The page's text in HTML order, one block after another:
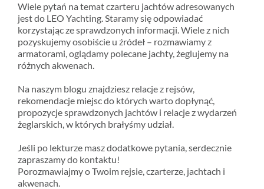
Wiele pytań na temat czarteru jachtów adresowanych
jest do LEO Yachting. Staramy się odpowiadać
korzystając ze sprawdzonych informacji. Wiele z nich
pozyskujemy osobiście u źródeł – rozmawiamy z
armatorami, oglądamy polecane jachty, żeglujemy na
różnych akwenach.
Na naszym blogu znajdziesz relacje z rejsów,
rekomendacje miejsc do których warto dopłynąć,
propozycje sprawdzonych jachtów i relacje z wydarzeń
żeglarskich, w których brałyśmy udział.
Jeśli po lekturze masz dodatkowe pytania, serdecznie
zapraszamy do kontaktu!
Porozmawiajmy o Twoim rejsie, czarterze, jachtach i
akwenach.